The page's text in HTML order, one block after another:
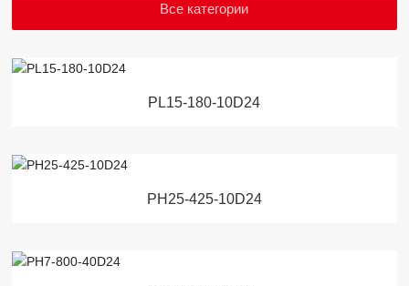
Все категории
PL15-180-10D24
PH25-425-10D24